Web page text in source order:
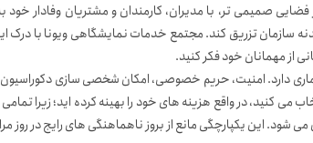
صمیمی تر، با مدیران، کارمندان و مشتریان وفادار خود
سازمان تزریق کند. مجتمع خدمات نمایشگاهی ویونا با درک
از مهمانان خود فکر کنید.
دارد. امنیت، حریم خصوصی، امکان شخصی سازی
کنید، در واقع هزینه های خود را بهینه کرده اید؛ زیرا
شود. این یکپارچگی مانع از بروز ناهماهنگی های رایج در روز